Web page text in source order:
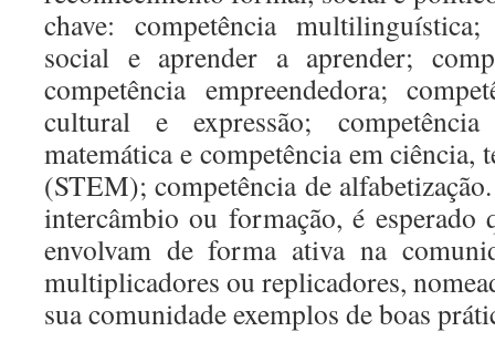
chave: competência multilinguística;
social e aprender a aprender;
competência empreendedora;
cultural e expressão;
matemática e competência em ciência,
(STEM); competência de
intercâmbio ou formação, é esperado
envolvam de forma ativa na
multiplicadores ou replicadores,
sua comunidade exemplos de boas